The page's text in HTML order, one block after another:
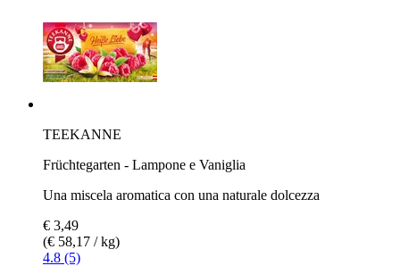
TEEKANNE
Früchtegarten - Lampone e Vaniglia
Una miscela aromatica con una naturale dolcezza
€ 3,49
(€ 58,17 / kg)
4.8 (5)